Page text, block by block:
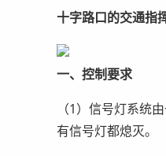
十字路口的交通指
一、控制要求
（1）信号灯系统
有信号灯都熄灭。